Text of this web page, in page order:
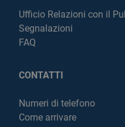
Ufficio Relazioni con il
Segnalazioni
FAQ
CONTATTI
Numeri di telefono
Come arrivare